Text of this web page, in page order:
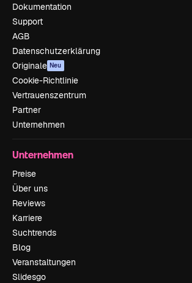
Dokumentation
Support
AGB
Datenschutzerklärung
Originale Neu
Cookie-Richtlinie
Vertrauenszentrum
Partner
Unternehmen
Unternehmen
Preise
Über uns
Reviews
Karriere
Suchtrends
Blog
Veranstaltungen
Slidesgo